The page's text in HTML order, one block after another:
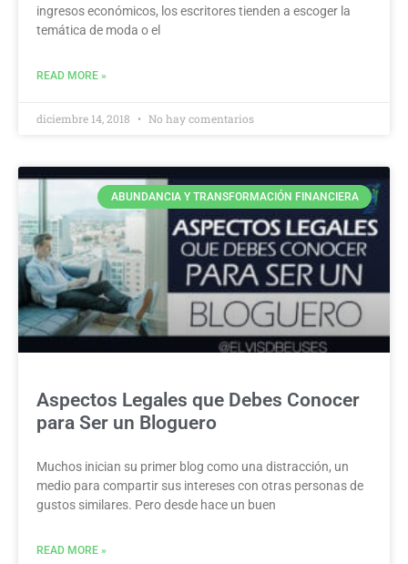
ingresos económicos, los escritores tienden a escoger la
temática de moda o el
READ MORE »
diciembre 14, 2018 No hay comentarios
ABUNDANCIA Y TRANSFORMACIÓN FINANCIERA
Aspectos Legales que Debes Conocer
para Ser un Bloguero
Muchos inician su primer blog como una distracción, un
medio para compartir sus intereses con otras personas de
gustos similares. Pero desde hace un buen
READ MORE »